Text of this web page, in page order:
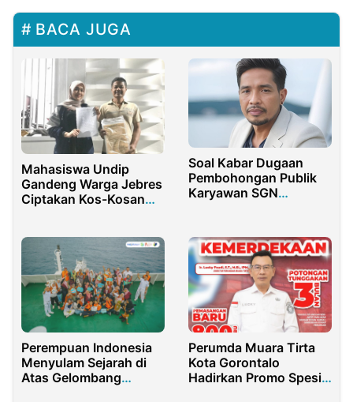
BACA JUGA
Mahasiswa Undip
Gandeng Warga Jebres
Ciptakan Kos-Kosan
Asusila
Soal Kabar Dugaan
Pembohongan Publik
Karyawan SGN
Dirut SGN Kompak
Bungkam
Perempuan Indonesia
Menyulam Sejarah di
Atas Gelombang
Perumda Muara Tirta
Kota Gorontalo
Hadirkan Promo Spesial